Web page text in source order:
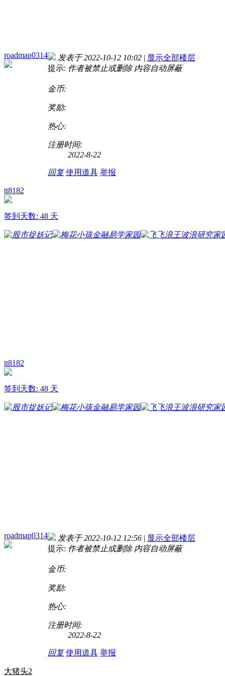
roadmap0314 发表于 2022-10-12 10:02 | 显示全部楼层
提示: 作者被禁止或删除 内容自动屏蔽
金币:
奖励:
热心:
注册时间:
2022-8-22
回复 使用道具 举报
tt8182
签到天数: 48 天
tt8182
签到天数: 48 天
roadmap0314 发表于 2022-10-12 12:56 | 显示全部楼层
提示: 作者被禁止或删除 内容自动屏蔽
金币:
奖励:
热心:
注册时间:
2022-8-22
回复 使用道具 举报
大猪头2